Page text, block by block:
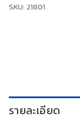
SKU: 21801
รายละเอียด